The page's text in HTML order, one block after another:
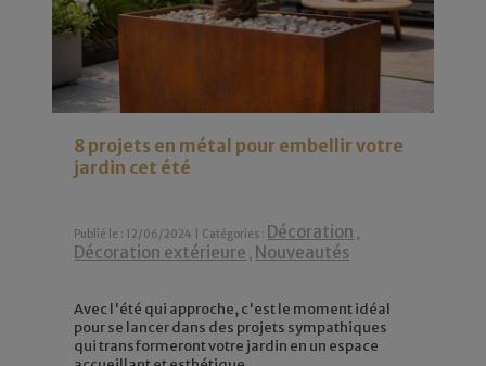
8 projets en métal pour embellir votre
jardin cet été
Publié le : 12/06/2024 | Catégories : Décoration
Décoration extérieure Nouveautés
Avec l'été qui approche, c'est le moment idéal
pour se lancer dans des projets sympathiques
qui transformeront votre jardin en un espace